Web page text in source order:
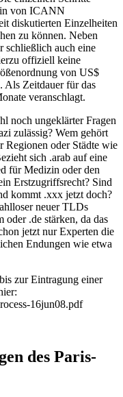
von ICANN
diskutierten Einzelheiten
zu können. Neben
schließlich auch eine
offiziell keine
von US$
Als Zeitdauer für das
veranschlagt.
noch ungeklärter Fragen
zulässig? Wem gehört
Regionen oder Städte wie
sich .arab auf eine
für Medizin oder den
Erstzugriffsrecht? Sind
kommt .xxx jetzt doch?
neuer TLDs
.de stärken, da das
jetzt nur Experten die
Endungen wie etwa
zur Eintragung einer
16jun08.pdf
des Paris-